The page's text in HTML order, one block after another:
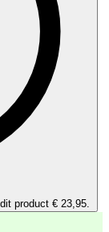
product € 23,95.